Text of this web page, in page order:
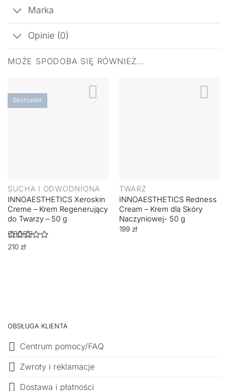
Marka
Opinie (0)
MOŻE SPODOBA SIĘ RÓWNIEŻ…
Bestseller
SUCHA I ODWODNIONA
INNOAESTHETICS Xeroskin
Creme – Krem Regenerujący
do Twarzy – 50 g
Oceniono
210 zł
TWARZ
INNOAESTHETICS Redness
Cream – Krem dla Skóry
Naczyniowej- 50 g
199 zł
OBSŁUGA KLIENTA
Centrum pomocy/FAQ
Zwroty i reklamacje
Dostawa i płatności